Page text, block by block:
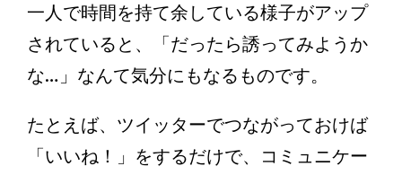
一人で時間を持て余している様子がアップ
されていると、「だったら誘ってみようか
な…」なんて気分にもなるものです。
たとえば、ツイッターでつながっておけば
「いいね！」をするだけで、コミュニケー